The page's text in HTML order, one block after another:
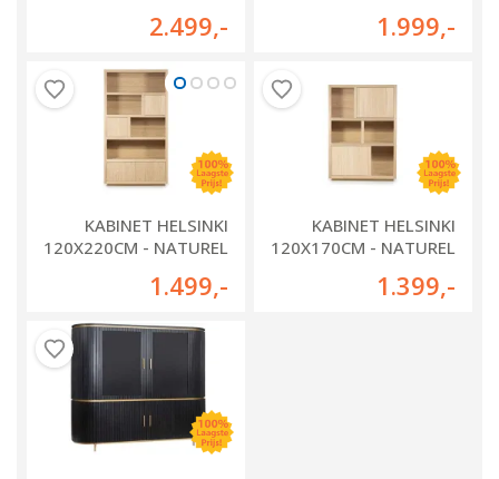
2.499,- 1.999,-
KABINET HELSINKI
120X220CM - NATUREL
1.499,-
KABINET HELSINKI
120X170CM - NATUREL
1.399,-